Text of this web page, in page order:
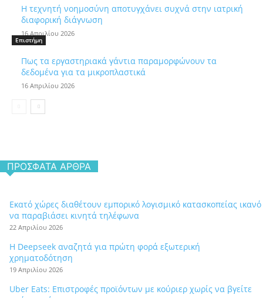
Η τεχνητή νοημοσύνη αποτυγχάνει συχνά στην ιατρική
διαφορική διάγνωση
16 Απριλίου 2026
Επιστήμη
Πως τα εργαστηριακά γάντια παραμορφώνουν τα
δεδομένα για τα μικροπλαστικά
16 Απριλίου 2026
ΠΡΌΣΦΑΤΑ ΆΡΘΡΑ
Εκατό χώρες διαθέτουν εμπορικό λογισμικό κατασκοπείας ικανό
να παραβιάσει κινητά τηλέφωνα
22 Απριλίου 2026
Η Deepseek αναζητά για πρώτη φορά εξωτερική
χρηματοδότηση
19 Απριλίου 2026
Uber Eats: Επιστροφές προϊόντων με κούριερ χωρίς να βγείτε